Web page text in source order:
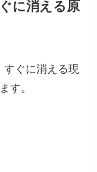
に消える原
ぐに消える現
す。